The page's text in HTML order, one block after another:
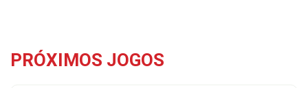
PRÓXIMOS JOGOS